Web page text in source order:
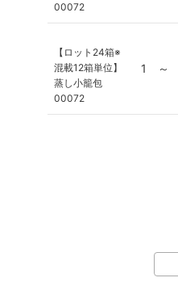
00072
【ロット24箱※
混載12箱単位】
蒸し小籠包
00072
1 ～